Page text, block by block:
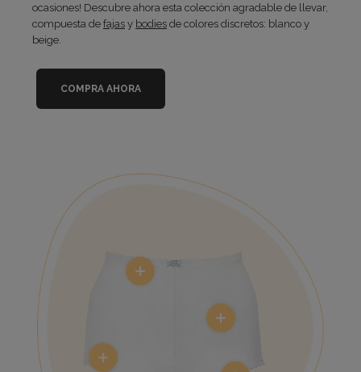
ocasiones! Descubre ahora esta colección agradable de llevar,
compuesta defajas y bodies de colores discretos: blanco y
beige.
COMPRA AHORA